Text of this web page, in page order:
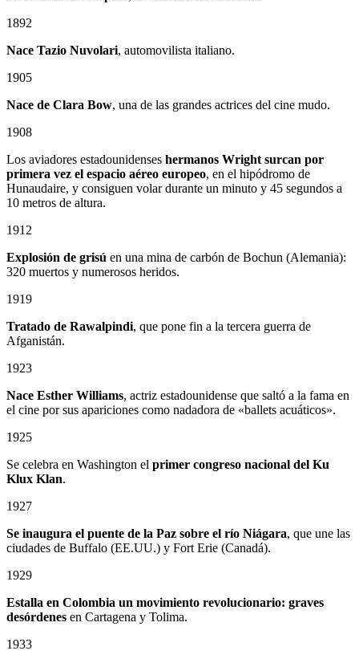
1892
Nace Tazio Nuvolari, automovilista italiano.
1905
Nace de Clara Bow, una de las grandes actrices del cine mudo.
1908
Los aviadores estadounidenses hermanos Wright surcan por
primera vez el espacio aéreo europeo, en el hipódromo de
Hunaudaire, y consiguen volar durante un minuto y 45 segundos a
10 metros de altura.
1912
Explosión de grisú en una mina de carbón de Bochun (Alemania):
320 muertos y numerosos heridos.
1919
Tratado de Rawalpindi, que pone fin a la tercera guerra de
Afganistán.
1923
Nace Esther Williams, actriz estadounidense que saltó a la fama en
el cine por sus apariciones como nadadora de «ballets acuáticos».
1925
Se celebra en Washington el primer congreso nacional del Ku
Klux Klan.
1927
Se inaugura el puente de la Paz sobre el río Niágara, que une las
ciudades de Buffalo (EE.UU.) y Fort Erie (Canadá).
1929
Estalla en Colombia un movimiento revolucionario: graves
desórdenes en Cartagena y Tolima.
1933